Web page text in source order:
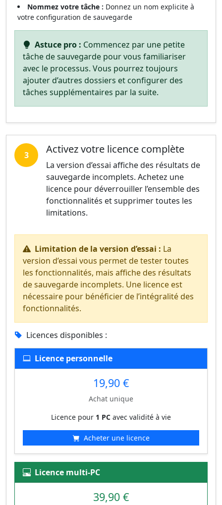
Nommez votre tâche : Donnez un nom explicite à
votre configuration de sauvegarde
Astuce pro : Commencez par une petite
tâche de sauvegarde pour vous familiariser
avec le processus. Vous pourrez toujours
ajouter d’autres dossiers et configurer des
tâches supplémentaires par la suite.
3 Activez votre licence complète
La version d’essai affiche des résultats de
sauvegarde incomplets. Achetez une
licence pour déverrouiller l’ensemble des
fonctionnalités et supprimer toutes les
limitations.
Limitation de la version d’essai : La
version d’essai vous permet de tester toutes
les fonctionnalités, mais affiche des résultats
de sauvegarde incomplets. Une licence est
nécessaire pour bénéficier de l’intégralité des
fonctionnalités.
Licences disponibles :
Licence personnelle
19,90 €
Achat unique
Licence pour 1 PC avec validité à vie
Acheter une licence
Licence multi-PC
39,90 €